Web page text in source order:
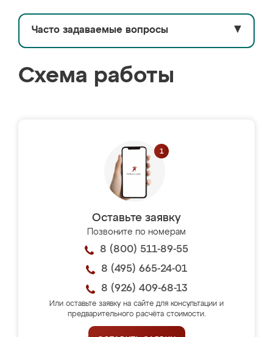
Часто задаваемые вопросы ▼
Схема работы
Оставьте заявку
Позвоните по номерам
8 (800) 511-89-55
8 (495) 665-24-01
8 (926) 409-68-13
Или оставьте заявку на сайте для консультации и
предварительного расчёта стоимости.